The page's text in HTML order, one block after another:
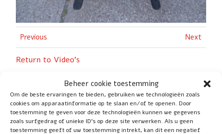
Beheer cookie toestemming
Om de beste ervaringen te bieden, gebruiken we technologieën zoals
cookies om apparaatinformatie op te slaan en/of te openen. Door
toestemming te geven voor deze technologieën kunnen we gegevens
zoals surfgedrag of unieke ID's op deze site verwerken. Als u geen
toestemming geeft of uw toestemming intrekt, kan dit een negatief
Previous Next
Return to Video’s
Social